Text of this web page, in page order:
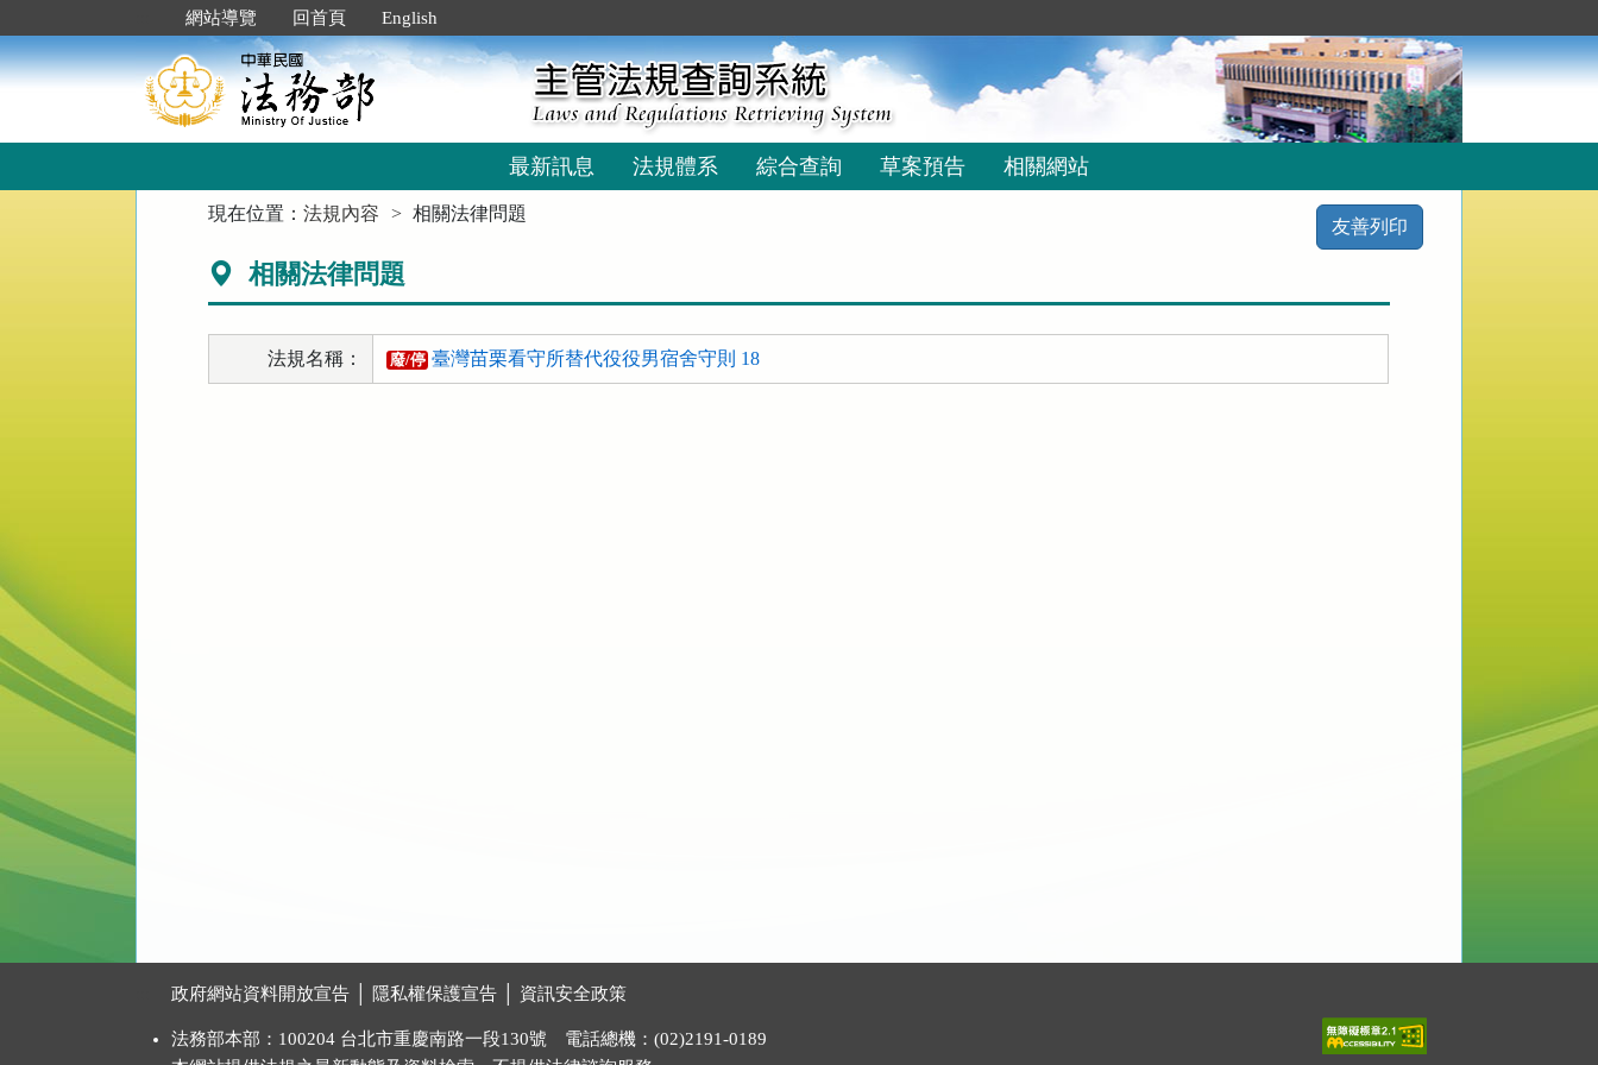
到
主
要
網站導覽 回首頁 English
最新訊息 法規體系 綜合查詢 草案預告 相關網站
現在位置：法規內容 相關法律問題
友善列印
相關法律問題
法規名稱： 廢/停 臺灣苗栗看守所替代役役男宿舍守則 18
政府網站資料開放宣告 隱私權保護宣告 資訊安全政策
法務部本部：100204 台北市重慶南路一段130號 電話總機：(02)2191-0189